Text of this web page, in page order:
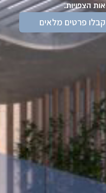
הצפויות.
קבלו פרטים מלאים